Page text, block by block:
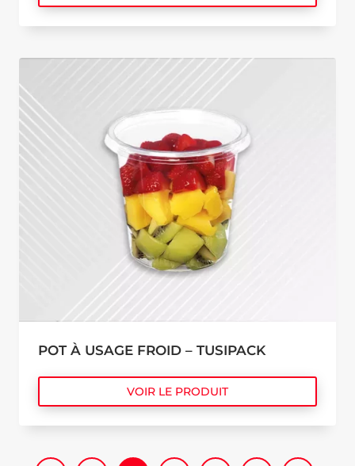
POT À USAGE FROID – TUSIPACK
VOIR LE PRODUIT